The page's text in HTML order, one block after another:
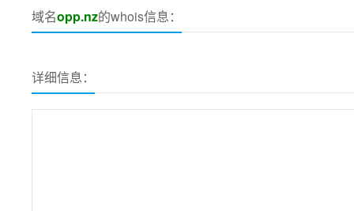
域名opp.nz的whois信息：
详细信息：